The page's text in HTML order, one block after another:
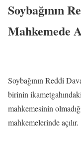
Soybağının
Mahkemede
Soybağının Reddi
birinin
mahkemesinin
mahkemelerinde açılır.